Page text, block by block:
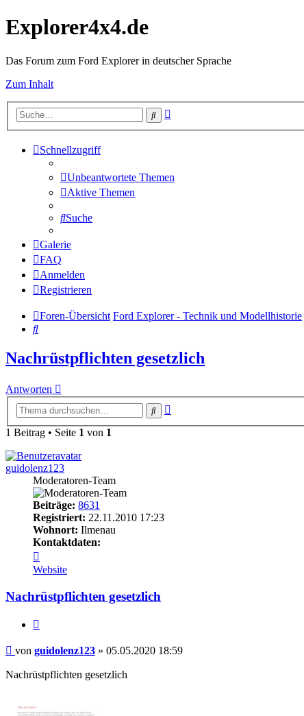
Explorer4x4.de
Das Forum zum Ford Explorer in deutscher Sprache
Zum Inhalt
Suche
Schnellzugriff
Unbeantwortete Themen
Aktive Themen
Suche
Galerie
FAQ
Anmelden
Registrieren
Foren-Übersicht Ford Explorer - Technik und Modellhistorie
Suche
Nachrüstpflichten gesetzlich
Antworten
Suche
1 Beitrag • Seite 1 von 1
guidolenz123
Moderatoren-Team
Beiträge: 8631
Registriert: 22.11.2010 17:23
Wohnort: Ilmenau
Kontaktdaten:
von
guidolenz123
Website
Nachrüstpflichten gesetzlich
Beitrag
von guidolenz123 » 05.05.2020 18:59
Nachrüstpflichten gesetzlich